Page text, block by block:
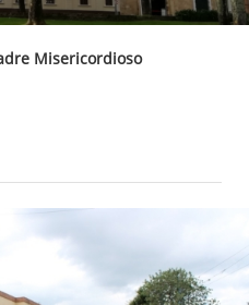
Misericordioso